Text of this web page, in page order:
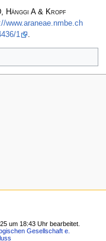
Hänggi A & Kropf
www.araneae.nmbe.ch
1
um 18:43 Uhr bearbeitet.
Gesellschaft e.